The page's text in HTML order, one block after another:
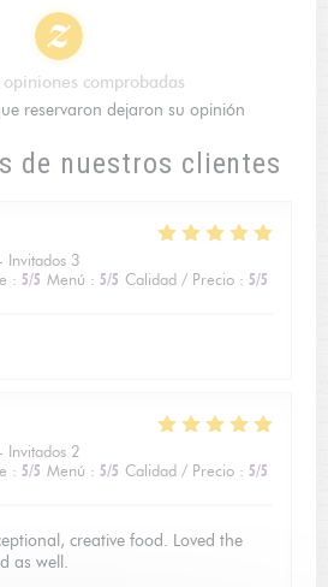
de nuestros clientes
3
: 5/5 Menú : 5/5 Calidad / Precio : 5/5
2
: 5/5 Menú : 5/5 Calidad / Precio : 5/5
creative food. Loved the
as well.
opiniones comprobadas
reservaron dejaron su opinión